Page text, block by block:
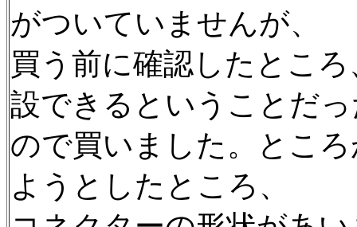
がついていませんが、
買う前に確認したとこ
設できるということだ
ので買いました。とこ
ようとしたところ、